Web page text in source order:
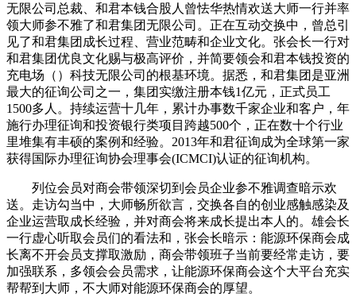
无限公司总裁、和君本钱合股人曾怯华热情欢送大师一行并率
领大师参不雅了和君集团无限公司。正在互动交换中，曾总引
见了和君集团成长过程、营业范畴和企业文化。张会长一行对
和君集团优良文化赐与极高评价，并简要领会和君本钱投资的
充电场（）科技无限公司的根基环境。据悉，和君集团是亚洲
最大的征询公司之一，集团实缴注册本钱1亿元，正式员工
1500多人。持续运营十几年，累计办事数千家企业和客户，年
施行办理征询和投资银行类项目跨越500个，正在数十个行业
里堆集有丰硕的案例和经验。2013年和君征询成为全球第一家
获得国际办理征询协会理事会(ICMCI)认证的征询机构。
列位会员对商会带领深切到会员企业参不雅调查暗示欢
送。走访勾当中，大师畅所欲言，交换各自的创业感触感染及
企业运营取成长经验，并对商会将来成长提出本人的。雄会长
一行虚心听取会员们的看法和，张会长暗示：能源环保商会成
长离不开会员支撑取激励，商会带领班子当前要经常走访，要
加强联系，多领会会员需求，让能源环保商会这个大平台充实
帮帮到大师，不大师对能源环保商会的厚望。